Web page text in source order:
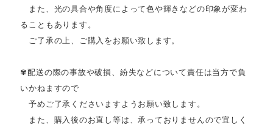
また、光の具合や角度によって色や輝きなどの印象が変わ
ることもあります。
ご了承の上、ご購入をお願い致します。
✾配送の際の事故や破損、紛失などについて責任は当方で負
いかねますので
予めご了承くださいますようお願い致します。
また、購入後のお直し等は、承っておりませんので宜しく